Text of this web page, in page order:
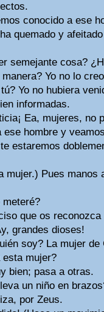
conocido a ese
quemado y
semejante cosa?
Yo no lo
Yo no hubiera
informadas.
Ea, mujeres, no
hombre y
estaremos
mujer.) Pues manos
meteré?
que os reconozca
grandes dioses!
soy? La mujer de
esta mujer?
bien; pasa a otras.
un niño en
por Zeus.